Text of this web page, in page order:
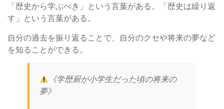
「歴史から学ぶべき」という言葉がある。「歴史は繰り返
す」という言葉がある。
自分の過去を振り返ることで、自分のクセや将来の夢など
を知ることができる。
《学歴厨が小学生だった頃の将来の
夢》